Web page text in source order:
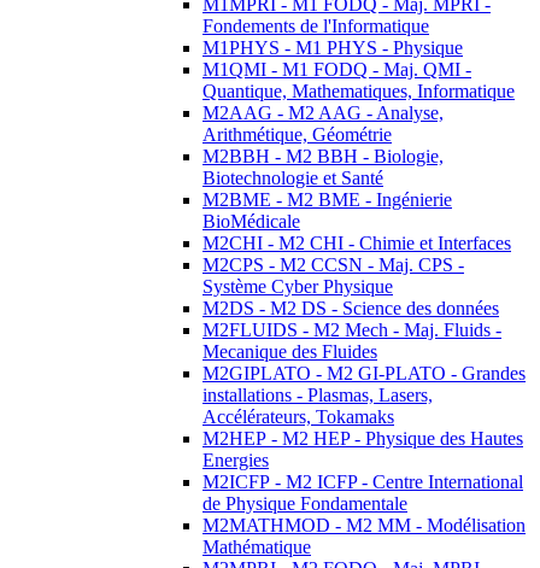
M1MPRI - M1 FODQ - Maj. MPRI -
Fondements de l'Informatique
M1PHYS - M1 PHYS - Physique
M1QMI - M1 FODQ - Maj. QMI -
Quantique, Mathematiques, Informatique
M2AAG - M2 AAG - Analyse,
Arithmétique, Géométrie
M2BBH - M2 BBH - Biologie,
Biotechnologie et Santé
M2BME - M2 BME - Ingénierie
BioMédicale
M2CHI - M2 CHI - Chimie et Interfaces
M2CPS - M2 CCSN - Maj. CPS -
Système Cyber Physique
M2DS - M2 DS - Science des données
M2FLUIDS - M2 Mech - Maj. Fluids -
Mecanique des Fluides
M2GIPLATO - M2 GI-PLATO - Grandes
installations - Plasmas, Lasers,
Accélérateurs, Tokamaks
M2HEP - M2 HEP - Physique des Hautes
Energies
M2ICFP - M2 ICFP - Centre International
de Physique Fondamentale
M2MATHMOD - M2 MM - Modélisation
Mathématique